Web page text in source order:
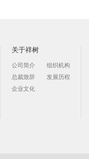
关于祥树
公司简介
组织机构
总裁致辞
发展历程
企业文化